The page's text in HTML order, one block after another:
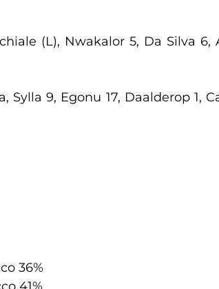
(L), Nwakalor 5, Da Silva 6,
Sylla 9, Egonu 17, Daalderop 1,
36%
41%